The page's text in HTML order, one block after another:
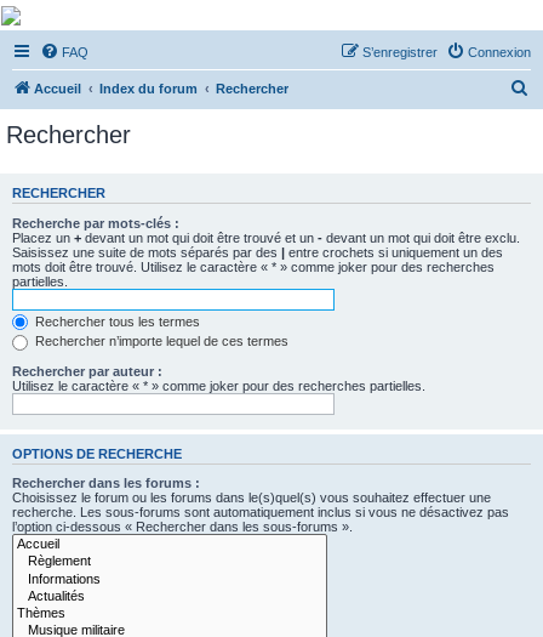
De Musicae Militari -
Forums
Forums de discussions
FAQ Connexion
S’enregistrer
Accueil Index du forum Rechercher
e
Rechercher
RECHERCHER
Recherche par mots-clés :
Placez un + devant un mot qui doit être trouvé et un - devant un mot qui doit être exclu.
Saisissez une suite de mots séparés par des | entre crochets si uniquement un des
mots doit être trouvé. Utilisez le caractère « * » comme joker pour des recherches
partielles.
Rechercher tous les termes
Rechercher n’importe lequel de ces termes
Rechercher par auteur :
Utilisez le caractère « * » comme joker pour des recherches partielles.
OPTIONS DE RECHERCHE
Rechercher dans les forums :
Choisissez le forum ou les forums dans le(s)quel(s) vous souhaitez effectuer une
recherche. Les sous-forums sont automatiquement inclus si vous ne désactivez pas
l’option ci-dessous « Rechercher dans les sous-forums ».